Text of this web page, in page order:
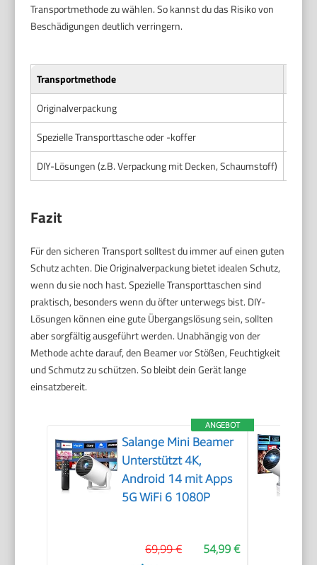
Transportmethode zu wählen. So kannst du das Risiko von
Beschädigungen deutlich verringern.
Transportmethode
Originalverpackung
Spezielle Transporttasche oder -koffer
DIY-Lösungen (z.B. Verpackung mit Decken, Schaumstoff)
Fazit
Für den sicheren Transport solltest du immer auf einen guten
Schutz achten. Die Originalverpackung bietet idealen Schutz,
wenn du sie noch hast. Spezielle Transporttaschen sind
praktisch, besonders wenn du öfter unterwegs bist. DIY-
Lösungen können eine gute Übergangslösung sein, sollten
aber sorgfältig ausgeführt werden. Unabhängig von der
Methode achte darauf, den Beamer vor Stößen, Feuchtigkeit
und Schmutz zu schützen. So bleibt dein Gerät lange
einsatzbereit.
ANGEBOT
Salange Mini Beamer
Unterstützt 4K,
Android 14 mit Apps
5G WiFi 6 1080P
54,99 €
69,99 €